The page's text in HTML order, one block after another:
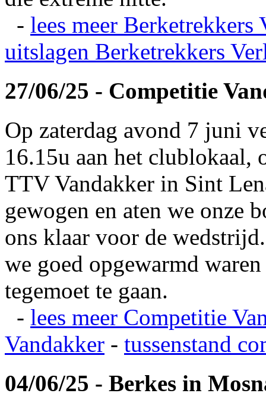
- lees meer Berketrekkers
uitslagen Berketrekkers
27/06/25 - Competitie
Op zaterdag avond 7 juni
16.15u aan het clublokaal,
TTV Vandakker in Sint
gewogen en aten we onze
ons klaar voor de
we goed opgewarmd
tegemoet te gaan.
- lees meer Competitie
Vandakker - tussenstand
04/06/25 - Berkes in